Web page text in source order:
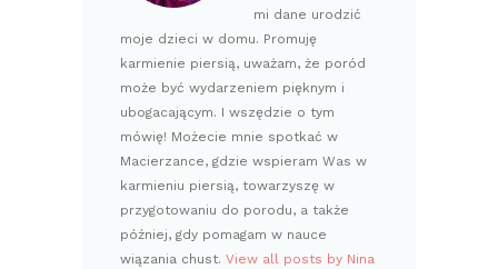
mi dane urodzić
moje dzieci w domu. Promuję
karmienie piersią, uważam, że poród
może być wydarzeniem pięknym i
ubogacającym. I wszędzie o tym
mówię! Możecie mnie spotkać w
Macierzance, gdzie wspieram Was w
karmieniu piersią, towarzyszę w
przygotowaniu do porodu, a także
później, gdy pomagam w nauce
wiązania chust. View all posts by Nina